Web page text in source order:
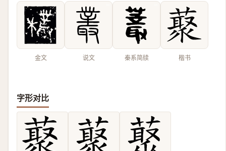
金文 说文 秦系简牍 楷书
字形对比